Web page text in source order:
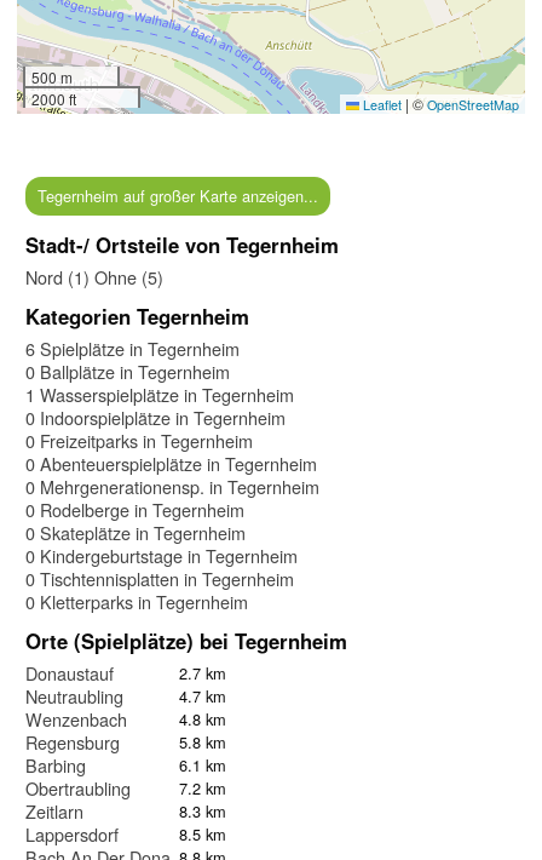
500 m
2000 ft
Leaflet | ©OpenStreetMap
Tegernheim auf großer Karte anzeigen...
Stadt-/ Ortsteile von Tegernheim
Nord (1) Ohne (5)
Kategorien Tegernheim
6 Spielplätze in Tegernheim
0 Ballplätze in Tegernheim
1 Wasserspielplätze in Tegernheim
0 Indoorspielplätze in Tegernheim
0 Freizeitparks in Tegernheim
0 Abenteuerspielplätze in Tegernheim
0 Mehrgenerationensp. in Tegernheim
0 Rodelberge in Tegernheim
0 Skateplätze in Tegernheim
0 Kindergeburtstage in Tegernheim
0 Tischtennisplatten in Tegernheim
0 Kletterparks in Tegernheim
Orte (Spielplätze) bei Tegernheim
Donaustauf 2.7 km
Neutraubling 4.7 km
Wenzenbach 4.8 km
Regensburg 5.8 km
Barbing 6.1 km
Obertraubling 7.2 km
Zeitlarn 8.3 km
Lappersdorf 8.5 km